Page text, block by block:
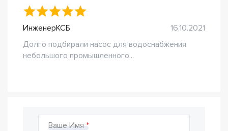
ИнженерКСБ
16.10.2021
Долго подбирали насос для водоснабжения
небольшого промышленного...
Ваше Имя